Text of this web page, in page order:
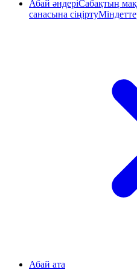
Абай әндеріСабақтың
санасына
Абай ата